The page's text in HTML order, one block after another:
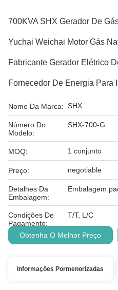
700KVA SHX Gerador De
Yuchai Weichai Motor Gás
Fabricante Gerador Elétrico
Fornecedor De Energia Para
Nome Da Marca: SHX
Número Do
Modelo:
SHX-700-G
MOQ: 1 conjunto
Preço: negotiable
Detalhes Da
Embalagem:
Embalagem
Condições De
Pagamento:
T/T, L/C
Obtenha O Melhor Preço
Informações Pormenorizadas